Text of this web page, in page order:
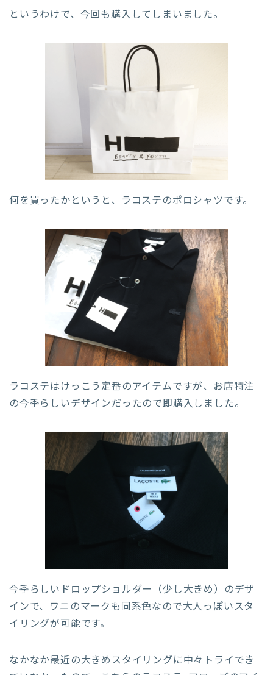
というわけで、今回も購入してしまいました。
何を買ったかというと、ラコステのポロシャツです。
ラコステはけっこう定番のアイテムですが、お店特注
の今季らしいデザインだったので即購入しました。
今季らしいドロップショルダー（少し大きめ）のデザ
インで、ワニのマークも同系色なので大人っぽいスタ
イリングが可能です。
なかなか最近の大きめスタイリングに中々トライでき